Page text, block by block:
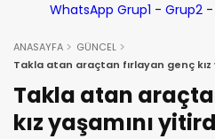
WhatsApp Grup1 - Grup2-
ANASAYFA
GÜNCEL
Takla atan araçtan fırlayan genç kız
Takla atan
kız yaşamını